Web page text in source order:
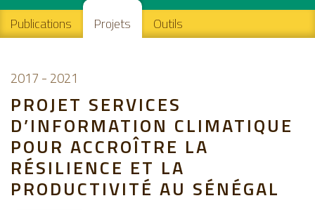
Main navigation
Publications Projets Outils
2017 - 2021
PROJET SERVICES
D’INFORMATION CLIMATIQUE
POUR ACCROÎTRE LA
RÉSILIENCE ET LA
PRODUCTIVITÉ AU SÉNÉGAL